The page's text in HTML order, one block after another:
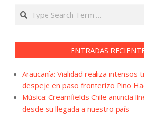
Search
ENTRADAS
Araucanía: Vialidad realiza intensos
despeje en paso fronterizo Pino
Música: Creamfields Chile anuncia
desde su llegada a nuestro país